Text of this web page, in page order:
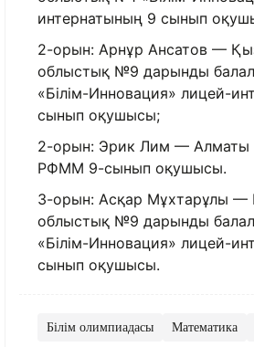
интернатының 9 сынып
2-орын: Арнұр Ансатов —
облыстық №9 дарынды
«Білім-Инновация» лицей-
сынып оқушысы;
2-орын: Эрик Лим — Алматы
РФММ 9-сынып оқушысы.
3-орын: Асқар Мұхтарұлы —
облыстық №9 дарынды
«Білім-Инновация» лицей-
сынып оқушысы.
Білім олимпиадасы Математика